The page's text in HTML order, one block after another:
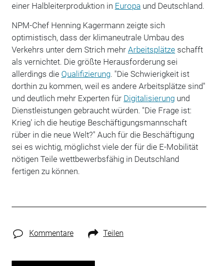
einer Halbleiterproduktion in Europa und Deutschland.
NPM-Chef Henning Kagermann zeigte sich
optimistisch, dass der klimaneutrale Umbau des
Verkehrs unter dem Strich mehr Arbeitsplätzeschafft
als vernichtet. Die größte Herausforderung sei
allerdings die Qualifizierung. "Die Schwierigkeit ist
dorthin zu kommen, weil es andere Arbeitsplätze sind"
und deutlich mehr Experten für Digitalisierungund
Dienstleistungen gebraucht würden. "Die Frage ist:
Krieg' ich die heutige Beschäftigungsmannschaft
rüber in die neue Welt?" Auch für die Beschäftigung
sei es wichtig, möglichst viele der für die E-Mobilität
nötigen Teile wettbewerbsfähig in Deutschland
fertigen zu können.
Kommentare Teilen